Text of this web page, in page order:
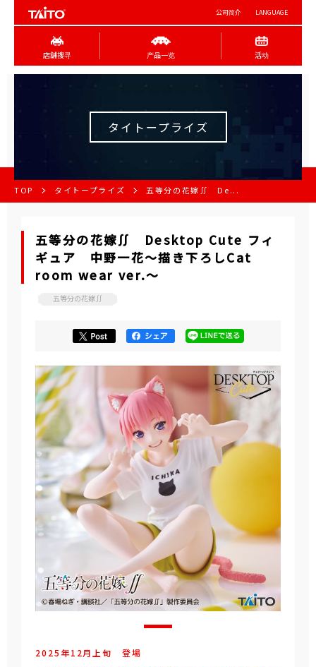
公司简介 LANGUAGE
店舖搜寻 产品一览 活动
タイトープライズ
TOP タイトープライズ 五等分の花嫁∬ De...
五等分の花嫁∬ Desktop Cute フィ
ギュア 中野一花～描き下ろしCat
room wear ver.～
五等分の花嫁∬
2025年12月 上旬 登場